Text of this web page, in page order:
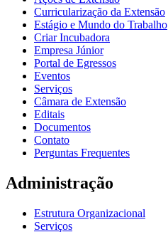
Curricularização da Extensão
Estágio e Mundo do Trabalho
Criar Incubadora
Empresa Júnior
Portal de Egressos
Eventos
Serviços
Câmara de Extensão
Editais
Documentos
Contato
Perguntas Frequentes
Administração
Estrutura Organizacional
Serviços